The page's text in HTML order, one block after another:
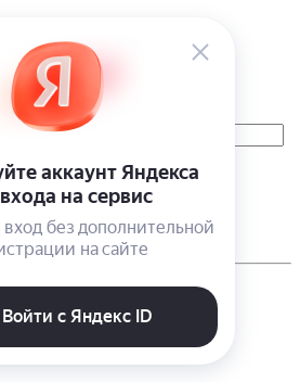
9:00-18:00
-